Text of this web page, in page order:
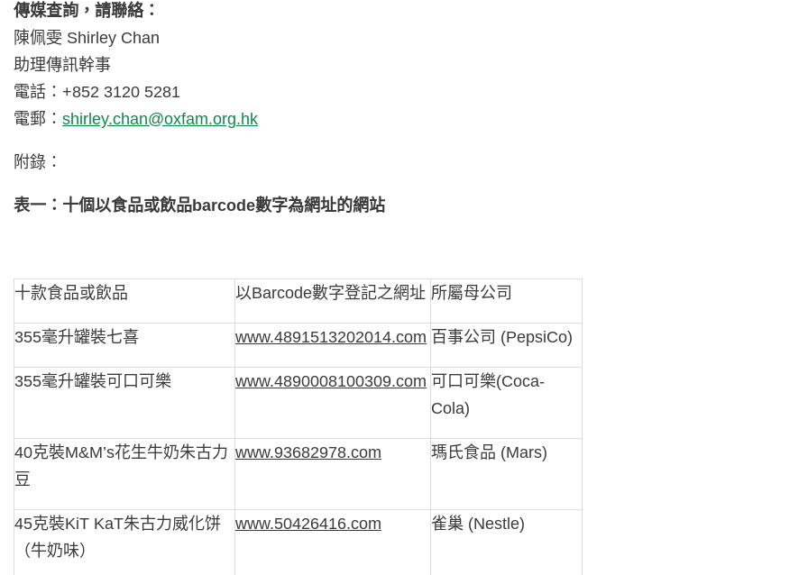
傳媒查詢，請聯絡：
陳佩雯 Shirley Chan
助理傳訊幹事
電話：+852 3120 5281
電郵： shirley.chan@oxfam.org.hk
附錄：
表一：十個以食品或飲品barcode數字為網址的網站
十款食品或飲品 以Barcode數字登記之網址 所屬母公司
355毫升罐裝七喜 www.4891513202014.com 百事公司 (PepsiCo)
355毫升罐裝可口可樂 www.4890008100309.com 可口可樂(Coca-
Cola)
40克裝M&M’s花生牛奶朱古力
豆
www.93682978.com 瑪氏食品 (Mars)
45克裝KiT KaT朱古力威化饼
（牛奶味）
www.50426416.com 雀巢 (Nestle)